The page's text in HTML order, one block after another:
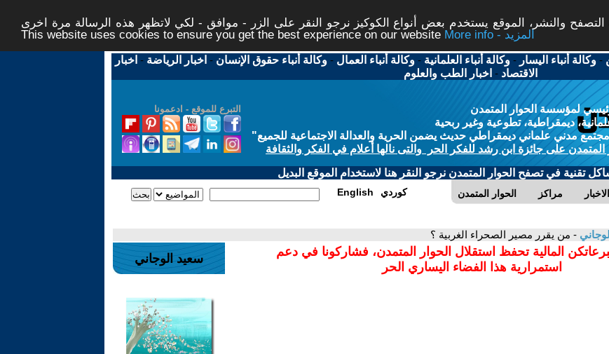
والنشر، الموقع يستخدم بعض أنواع الكوكيز نرجو النقر على الزر - موافق - لكي لاتظهر هذه الرسالة مرة اخرى -
This website uses cookies to ensure you get the best experience on our website
More info - المزيد
-وكالة أنباء اليسار -وكالة أنباء العلمانية -وكالة أنباء العمال -وكالة أنباء حقوق الإنسان - اخبار الرياضة - اخبار
الاقتصاد - اخبار الطب والعلوم
التبرع للموقع - ادعمونا
لمؤسسة الحوار المتمدن
ديمقراطية، تطوعية وغير ربحية
مدني علماني ديمقراطي حديث يضمن الحرية والعدالة الاجتماعية للجميع"
المتمدن على جائزة ابن رشد للفكر الحر والتى نالها أعلام في الفكر والثقافة
تقنية في تصفح الحوار المتمدن نرجو النقر هنا لاستخدام الموقع البديل
الحوار المتمدن مراكز الاخبار English كوردي
- من يقرر مصير الصحراء الغربية ؟
المالية تحفظ استقلال الحوار المتمدن، فشاركونا في دعم
استمرارية هذا الفضاء اليساري الحر
سعيد الوجاني